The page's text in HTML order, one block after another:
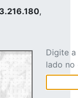
,
Digite
lado no